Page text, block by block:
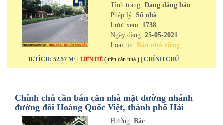
Tình trạng: Đang đăng bán
Pháp lý: Sổ nhà
Lượt xem: 1738
Ngày đăng: 25-05-2021
Loại tin: Bán nhà riêng
D.TÍCH: 52.57 M² | LIÊN HỆ ( trên căn nhà ) | CHÍNH CHỦ
Chính chủ cần bán căn nhà mặt đường nhánh
đường đôi Hoàng Quốc Việt, thành phố Hải
Dương
Hướng: Bắc